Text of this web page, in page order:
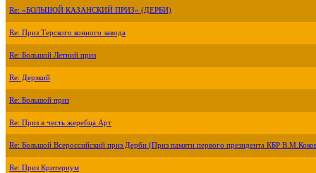
Re: «БОЛЬШОЙ КАЗАНСКИЙ ПРИЗ» (ДЕРБИ)
Re: Приз Терского конного завода
Re: Большой Летний приз
Re: Дерзкий
Re: Большой приз
Re: Приз в честь жеребца Арт
Re: Большой Всероссийский приз Дерби (Приз памяти первого президента КБР
Re: Приз Критериум